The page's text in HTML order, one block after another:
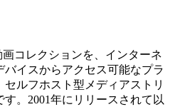
コレクションを、インターネ
イスからアクセス可能なプラ
ルフホスト型メディアストリ
。2001年にリリースされて以